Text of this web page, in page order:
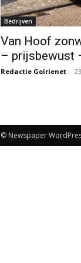
Bedrijven
Van Hoof
– prijsbewust
Redactie Goirlenet -
© Newspaper